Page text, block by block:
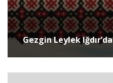
Gezgin Leylek Iğdır’da